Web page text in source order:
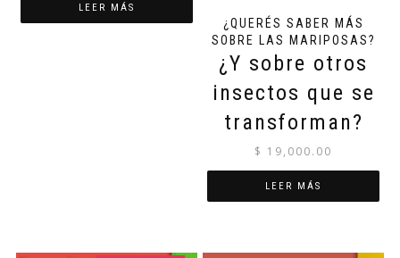
LEER MÁS
¿QUERÉS SABER MÁS
SOBRE LAS MARIPOSAS?
¿Y sobre otros
insectos que se
transforman?
$ 19,000.00
LEER MÁS